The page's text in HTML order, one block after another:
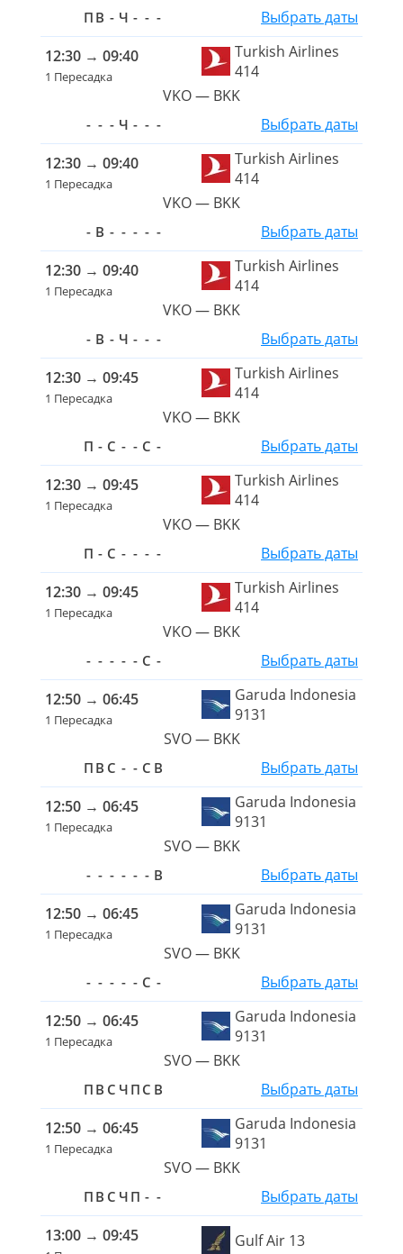
П В - Ч - - -
Выбрать даты
12:30 → 09:40
1 Пересадка
Turkish Airlines
414
VKO — BKK
- - - Ч - - -
Выбрать даты
12:30 → 09:40
1 Пересадка
Turkish Airlines
414
VKO — BKK
- В - - - - -
Выбрать даты
12:30 → 09:40
1 Пересадка
Turkish Airlines
414
VKO — BKK
- В - Ч - - -
Выбрать даты
12:30 → 09:45
1 Пересадка
Turkish Airlines
414
VKO — BKK
П - С - - С -
Выбрать даты
12:30 → 09:45
1 Пересадка
Turkish Airlines
414
VKO — BKK
П - С - - - -
Выбрать даты
12:30 → 09:45
1 Пересадка
Turkish Airlines
414
VKO — BKK
- - - - - С -
Выбрать даты
12:50 → 06:45
1 Пересадка
Garuda Indonesia
9131
SVO — BKK
П В С - - С В
Выбрать даты
12:50 → 06:45
1 Пересадка
Garuda Indonesia
9131
SVO — BKK
- - - - - - В
Выбрать даты
12:50 → 06:45
1 Пересадка
Garuda Indonesia
9131
SVO — BKK
- - - - - С -
Выбрать даты
12:50 → 06:45
1 Пересадка
Garuda Indonesia
9131
SVO — BKK
П В С Ч П С В
Выбрать даты
12:50 → 06:45
1 Пересадка
Garuda Indonesia
9131
SVO — BKK
П В С Ч П - -
Выбрать даты
13:00 → 09:45 Gulf Air 13